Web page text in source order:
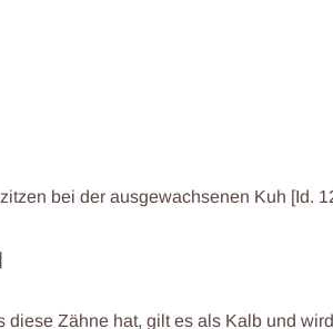
bei der ausgewachsenen Kuh [Id.
diese Zähne hat, gilt es als Kalb und